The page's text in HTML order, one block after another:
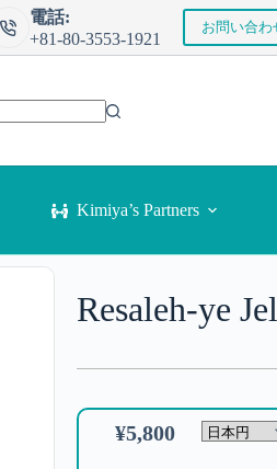
電話:
+81-80-3553-1921
お問い合わ
Kimiya’s Partners
Resaleh-ye
¥5,800